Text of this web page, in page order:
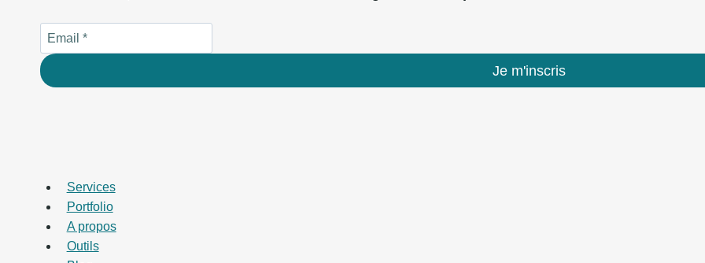
Je m'inscris
Services
Portfolio
A propos
Outils